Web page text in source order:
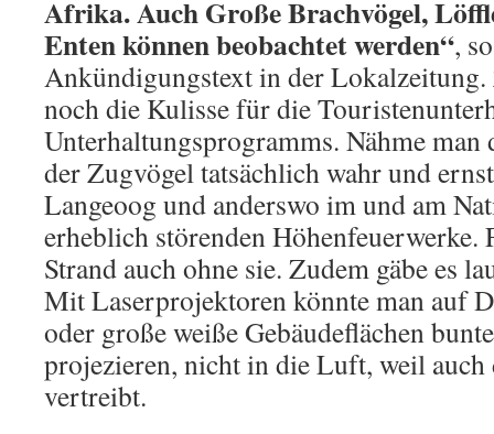
Afrika. Auch Große Brachvögel,
Enten können beobachtet werden“,
Ankündigungstext in der
noch die Kulisse für die
Unterhaltungsprogramms. Nähme man
der Zugvögel tatsächlich wahr und
Langeoog und anderswo im und am
erheblich störenden Höhenfeuerwerke.
Strand auch ohne sie. Zudem gäbe es
Mit Laserprojektoren könnte man auf
oder große weiße Gebäudeflächen
projezieren, nicht in die Luft, weil
vertreibt.